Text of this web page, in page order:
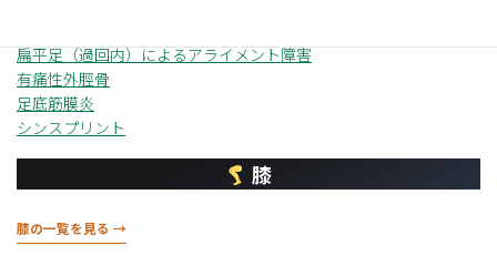
扁平足（過回内）によるアライメント障害
有痛性外脛骨
足底筋膜炎
シンスプリント
膝
膝の一覧を見る →